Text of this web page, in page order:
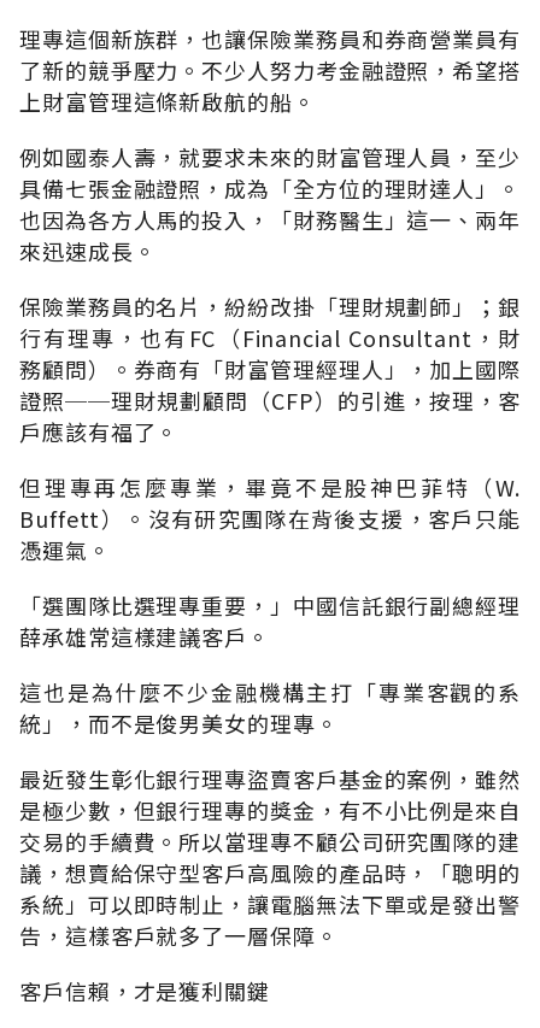
理專這個新族群，也讓保險業務員和券商營業員有
了新的競爭壓力。不少人努力考金融證照，希望搭
上財富管理這條新啟航的船。
例如國泰人壽，就要求未來的財富管理人員，至少
具備七張金融證照，成為「全方位的理財達人」。
也因為各方人馬的投入，「財務醫生」這一、兩年
來迅速成長。
保險業務員的名片，紛紛改掛「理財規劃師」；銀
行有理專，也有FC（Financial Consultant，財
務顧問）。券商有「財富管理經理人」，加上國際
證照──理財規劃顧問（CFP）的引進，按理，客
戶應該有福了。
但理專再怎麼專業，畢竟不是股神巴菲特（W.
Buffett）。沒有研究團隊在背後支援，客戶只能
憑運氣。
「選團隊比選理專重要，」中國信託銀行副總經理
薛承雄常這樣建議客戶。
這也是為什麼不少金融機構主打「專業客觀的系
統」，而不是俊男美女的理專。
最近發生彰化銀行理專盜賣客戶基金的案例，雖然
是極少數，但銀行理專的獎金，有不小比例是來自
交易的手續費。所以當理專不顧公司研究團隊的建
議，想賣給保守型客戶高風險的產品時，「聰明的
系統」可以即時制止，讓電腦無法下單或是發出警
告，這樣客戶就多了一層保障。
客戶信賴，才是獲利關鍵